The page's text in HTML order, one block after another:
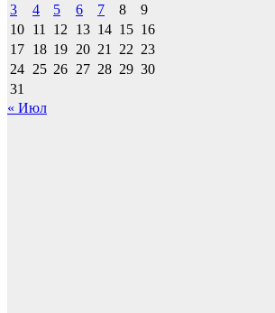
3
4 5 6 7 8
9
10 11 12 13 14 15 16
17 18 19 20 21 22 23
24 25 26 27 28 29 30
31
« Июл